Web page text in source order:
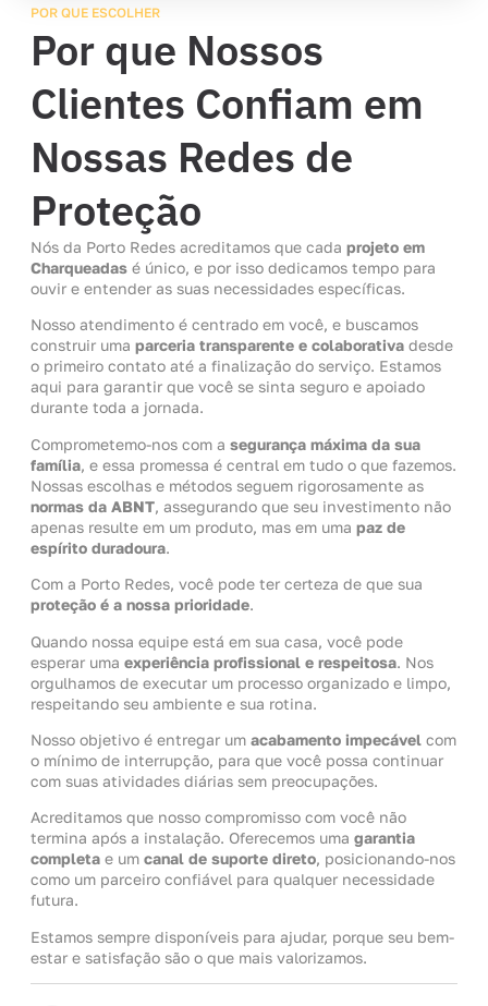
POR QUE ESCOLHER
Por que Nossos
Clientes Confiam em
Nossas Redes de
Proteção
Nós da Porto Redes acreditamos que cada projeto em
Charqueadas é único, e por isso dedicamos tempo para
ouvir e entender as suas necessidades específicas.
Nosso atendimento é centrado em você, e buscamos
construir uma parceria transparente e colaborativa desde
o primeiro contato até a finalização do serviço. Estamos
aqui para garantir que você se sinta seguro e apoiado
durante toda a jornada.
Comprometemo-nos com a segurança máxima da sua
família, e essa promessa é central em tudo o que fazemos.
Nossas escolhas e métodos seguem rigorosamente as
normas da ABNT, assegurando que seu investimento não
apenas resulte em um produto, mas em uma paz de
espírito duradoura.
Com a Porto Redes, você pode ter certeza de que sua
proteção é a nossa prioridade.
Quando nossa equipe está em sua casa, você pode
esperar uma experiência profissional e respeitosa. Nos
orgulhamos de executar um processo organizado e limpo,
respeitando seu ambiente e sua rotina.
Nosso objetivo é entregar um acabamento impecável com
o mínimo de interrupção, para que você possa continuar
com suas atividades diárias sem preocupações.
Acreditamos que nosso compromisso com você não
termina após a instalação. Oferecemos uma garantia
completa e um canal de suporte direto, posicionando-nos
como um parceiro confiável para qualquer necessidade
futura.
Estamos sempre disponíveis para ajudar, porque seu bem-
estar e satisfação são o que mais valorizamos.